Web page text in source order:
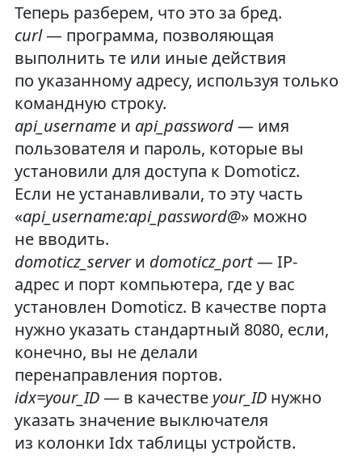
Теперь разберем, что это за бред.
curl— программа, позволяющая
выполнить те или иные действия
по указанному адресу, используя только
командную строку.
api_usernameи api_password— имя
пользователя и пароль, которые вы
установили для доступа к Domoticz.
Если не устанавливали, то эту часть
«api_username:api_password@» можно
не вводить.
domoticz_serverи domoticz_port— IP-
адрес и порт компьютера, где у вас
установлен Domoticz. В качестве порта
нужно указать стандартный 8080, если,
конечно, вы не делали
перенаправления портов.
idx=your_ID— в качестве your_IDнужно
указать значение выключателя
из колонки Idx таблицы устройств.